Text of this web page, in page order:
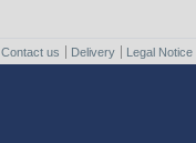
Contact us Delivery Legal Notice